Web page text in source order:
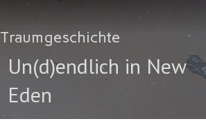
Traumgeschichte
Un(d)endlich in New
Eden